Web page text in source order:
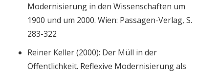
Modernisierung in den Wissenschaften um
1900 und um 2000. Wien: Passagen-Verlag, S.
283-322
Reiner Keller (2000): Der Müll in der
Öffentlichkeit. Reflexive Modernisierung als